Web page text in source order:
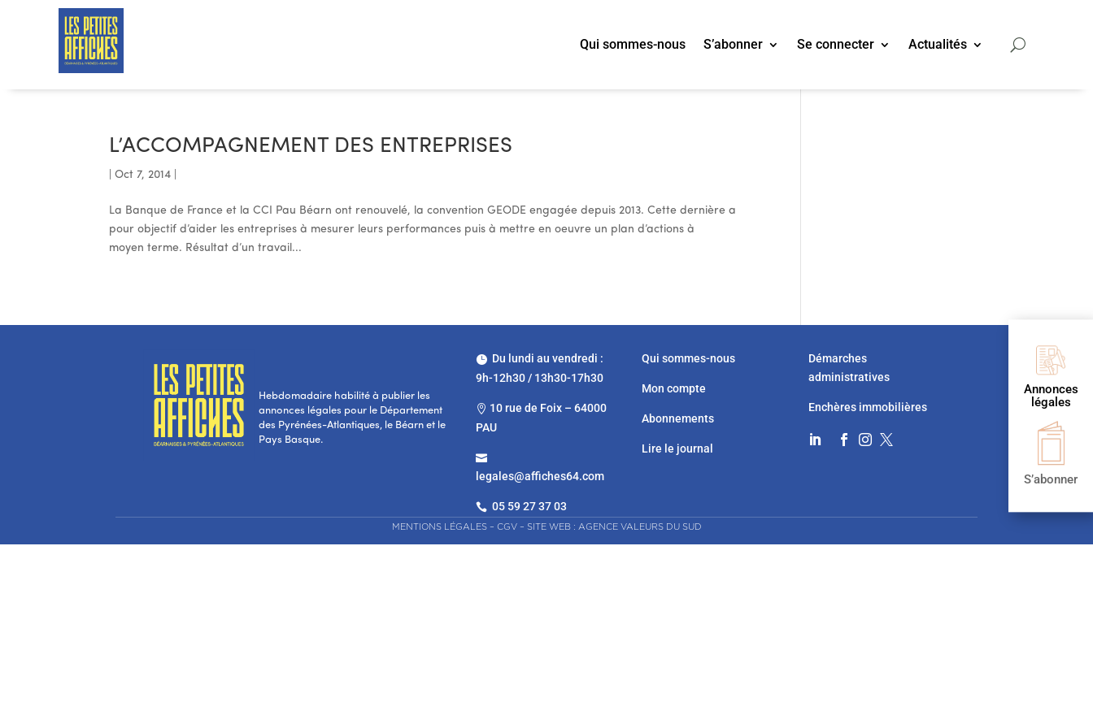
Qui sommes-nous S’abonner Se connecter Actualités
Annonces
légales
S’abonner
L’ACCOMPAGNEMENT DES ENTREPRISES
|Oct 7, 2014
La Banque de France et la CCI Pau Béarn ont renouvelé, la convention GEODE engagée depuis 2013. Cette dernière a
pour objectif d’aider les entreprises à mesurer leurs performances puis à mettre en oeuvre un plan d’actions à
moyen terme. Résultat d’un travail...
Hebdomadaire habilité à publier les
annonces légales pour le Département
des Pyrénées-Atlantiques, le Béarn et le
Pays Basque.
Du lundi au vendredi :
9h-12h30 / 13h30-17h30
 10 rue de Foix – 64000
PAU

legales@affiches64.com
 05 59 27 37 03
Qui sommes-nous
Mon compte
Abonnements
Lire le journal
Démarches
administratives
Enchères immobilières
   
MENTIONS LÉGALES– CGV– SITE WEB : AGENCE VALEURS DU SUD